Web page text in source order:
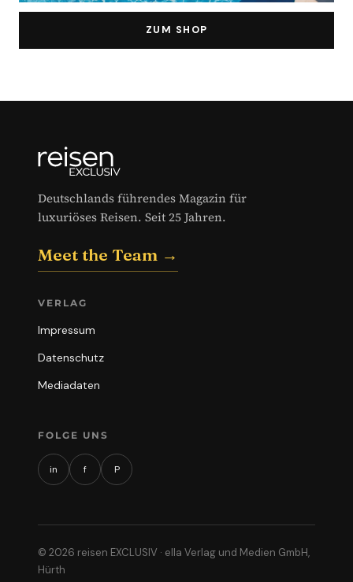
ZUM SHOP
Deutschlands führendes Magazin für
luxuriöses Reisen. Seit 25 Jahren.
Meet the Team →
VERLAG
Impressum
Datenschutz
Mediadaten
FOLGE UNS
in f P
© 2026 reisen EXCLUSIV · ella Verlag und Medien GmbH,
Hürth